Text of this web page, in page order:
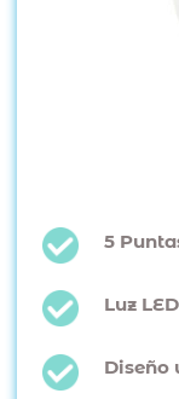
5
Luz